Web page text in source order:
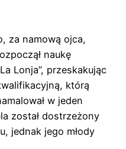
za namową ojca,
naukę
Lonja”, przeskakując
którą
w jeden
został dostrzeżony
jednak jego młody